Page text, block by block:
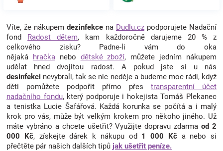
Víte, že nákupem dezinfekce na Dudlu.cz podporujete Nadační
fond Radost dětem, kam každoročně darujeme 20 % z
celkového zisku? Padne-li vám do oka
nějaká hračka nebo dětské zboží, můžete jedním nákupem
udělat hned dvojitou radost. A pokud jste si u nás
desinfekci nevybrali, tak se nic neděje a budeme moc rádi, když
děti pomůžete podpořit přímo přes transparentní účet
nadačního fondu, který podporuje i hokejista Tomáš Plekanec
a tenistka Lucie Šafářová. Každá korunka se počítá a i malý
krok pro vás, může být velkým krokem pro někoho jiného. Už
máte vybráno a chcete ušetřit? Využijte dopravu zdarmaod 2
000 Kč, získejte dárek k nákupu od 1 000 Kča nebo si
přečtěte pár našich dalších tipů jak ušetřit peníze.